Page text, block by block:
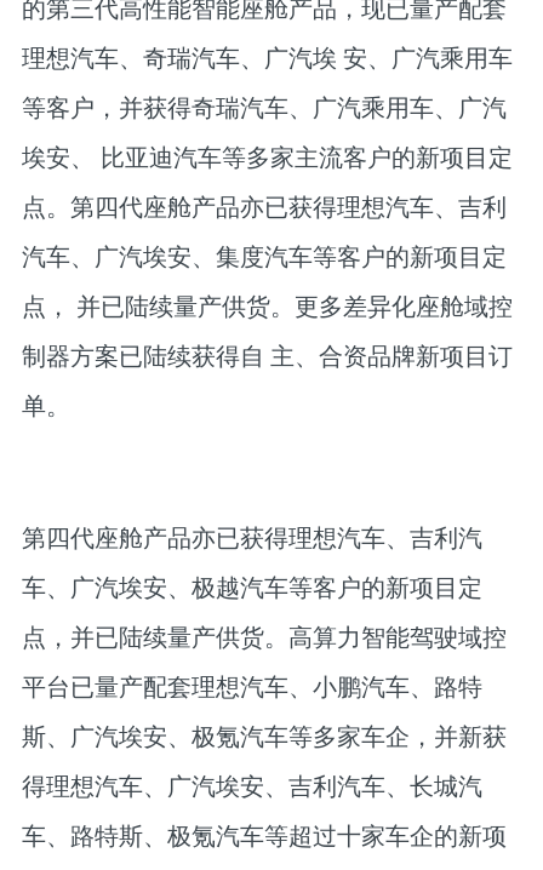
的第三代高性能智能座舱产品，现已量产配套
理想汽车、奇瑞汽车、广汽埃 安、广汽乘用车
等客户，并获得奇瑞汽车、广汽乘用车、广汽
埃安、 比亚迪汽车等多家主流客户的新项目定
点。第四代座舱产品亦已获得理想汽车、吉利
汽车、广汽埃安、集度汽车等客户的新项目定
点， 并已陆续量产供货。更多差异化座舱域控
制器方案已陆续获得自 主、合资品牌新项目订
单。
第四代座舱产品亦已获得理想汽车、吉利汽
车、广汽埃安、极越汽车等客户的新项目定
点，并已陆续量产供货。高算力智能驾驶域控
平台已量产配套理想汽车、小鹏汽车、路特
斯、广汽埃安、极氪汽车等多家车企，并新获
得理想汽车、广汽埃安、吉利汽车、长城汽
车、路特斯、极氪汽车等超过十家车企的新项